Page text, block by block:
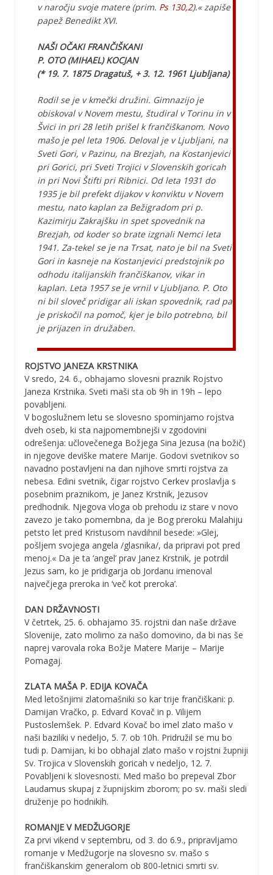
v naročju svoje matere (prim. Ps 130,2).« zapiše
papež Benedikt XVI.
NAŠI OČAKI FRANČIŠKANI
P. OTO (MIHAEL) KOCJAN
(* 19. 7. 1875 Dragatuš, + 3. 12. 1961 Ljubljana)
Rodil se je v kmečki družini. Gimnazijo je
obiskoval v Novem mestu, študiral v Torinu in v
Švici in pri 28 letih prišel k frančiškanom. Novo
mašo je pel leta 1906. Deloval je v Ljubljani, na
Sveti Gori, v Pazinu, na Brezjah, na Kostanjevici
pri Gorici, pri Sveti Trojici v Slovenskih goricah
in pri Novi Štifti pri Ribnici. Od leta 1931 do
1935 je bil prefekt dijakov v konviktu v Novem
mestu, nato kaplan za Bežigradom pri p.
Kazimirju Zakrajšku in spet spovednik na
Brezjah, od koder so brate izgnali Nemci leta
1941. Za-tekel se je na Trsat, nato je bil na Sveti
Gori in kasneje na Kostanjevici predstojnik po
odhodu italijanskih frančiškanov, vikar in
kaplan. Leta 1957 se je vrnil v Ljubljano. P. Oto
ni bil sloveč pridigar ali iskan spovednik, rad pa
je priskočil na pomoč, kjer je bilo potrebno, bil
je prijazen in družaben.
ROJSTVO JANEZA KRSTNIKA
V sredo, 24. 6., obhajamo slovesni praznik Rojstvo
Janeza Krstnika. Sveti maši sta ob 9h in 19h – lepo
povabljeni.
V bogoslužnem letu se slovesno spominjamo rojstva
dveh oseb, ki sta najpomembnejši v zgodovini
odrešenja: učlovečenega Božjega Sina Jezusa (na božič)
in njegove deviške matere Marije. Godovi svetnikov so
navadno postavljeni na dan njihove smrti rojstva za
nebesa. Edini svetnik, čigar rojstvo Cerkev proslavlja s
posebnim praznikom, je Janez Krstnik, Jezusov
predhodnik. Njegova vloga ob prehodu iz stare v novo
zavezo je tako pomembna, da je Bog preroku Malahiju
petsto let pred Kristusom navdihnil besede: »Glej,
pošljem svojega angela /glasnika/, da pripravi pot pred
menoj.« Da je ta ‘angel’ prav Janez Krstnik, je potrdil
Jezus sam, ko je pridigarja ob Jordanu imenoval
največjega preroka in ‘več kot preroka’.
DAN DRŽAVNOSTI
V četrtek, 25. 6. obhajamo 35. rojstni dan naše države
Slovenije, zato molimo za našo domovino, da bi nas še
naprej varovala roka Božje Matere Marije – Marije
Pomagaj.
ZLATA MAŠA P. EDIJA KOVAČA
Med letošnjimi zlatomašniki so kar trije frančiškani: p.
Damijan Vračko, p. Edvard Kovač in p. Vilijem
Pustoslemšek. P. Edvard Kovač bo imel zlato mašo v
naši baziliki v nedeljo, 5. 7. ob 10h. Pridružil se mu bo
tudi p. Damijan, ki bo obhajal zlato mašo v rojstni župniji
Sv. Trojica v Slovenskih goricah v nedeljo, 12. 7.
Povabljeni k slovesnosti. Med mašo bo prepeval Zbor
Laudamus skupaj z župnijskim zborom; po sv. maši sledi
druženje po hodnikih.
ROMANJE V MEDŽUGORJE
Za prvi vikend v septembru, od 3. do 6.9., pripravljamo
romanje v Medžugorje na slovesno sv. mašo s
frančiškanskim generalom ob 800-letnici smrti sv.